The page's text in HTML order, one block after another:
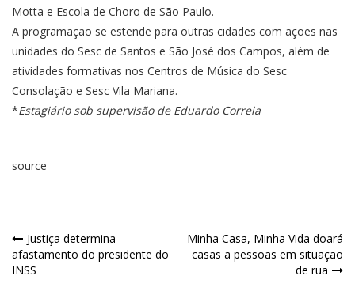
Motta e Escola de Choro de São Paulo.
A programação se estende para outras cidades com ações nas
unidades do Sesc de Santos e São José dos Campos, além de
atividades formativas nos Centros de Música do Sesc
Consolação e Sesc Vila Mariana.
*Estagiário sob supervisão de Eduardo Correia
source
Justiça determina
afastamento do presidente do
INSS
Minha Casa, Minha Vida doará
casas a pessoas em situação
de rua